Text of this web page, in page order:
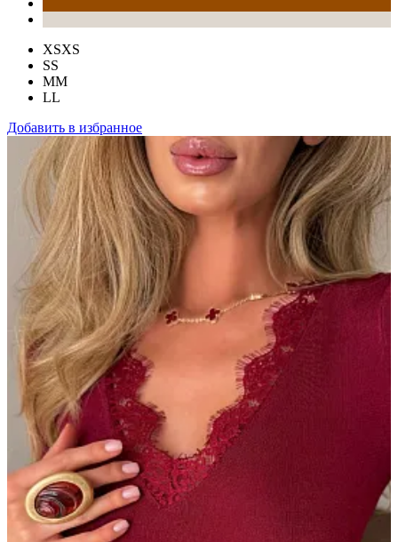
XSXS
SS
MM
LL
Добавить в избранное